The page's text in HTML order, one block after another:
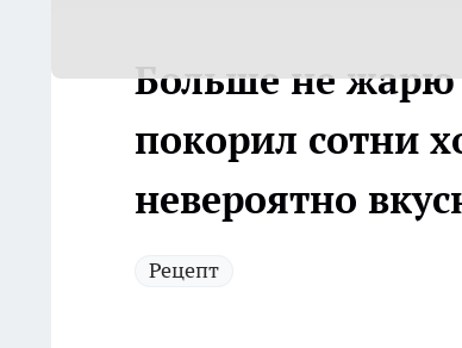
Больше не жарю
покорил сотни
невероятно
Рецепт